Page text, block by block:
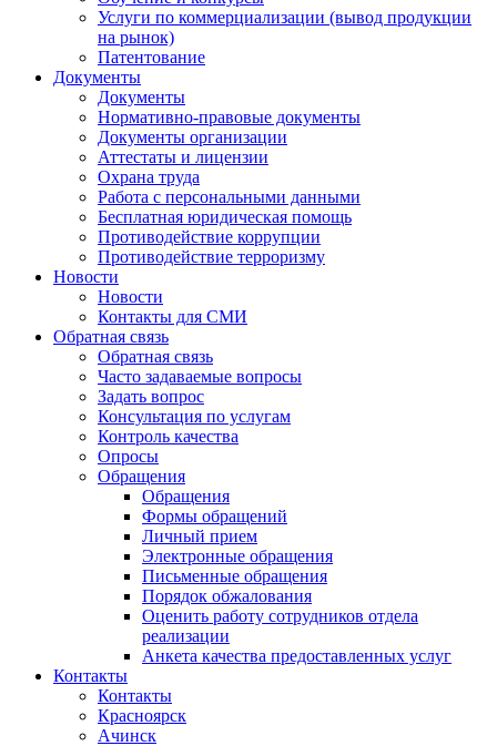
Услуги по коммерциализации (вывод продукции
на рынок)
Патентование
Документы
Документы
Нормативно-правовые документы
Документы организации
Аттестаты и лицензии
Охрана труда
Работа с персональными данными
Бесплатная юридическая помощь
Противодействие коррупции
Противодействие терроризму
Новости
Новости
Контакты для СМИ
Обратная связь
Обратная связь
Часто задаваемые вопросы
Задать вопрос
Консультация по услугам
Контроль качества
Опросы
Обращения
Обращения
Формы обращений
Личный прием
Электронные обращения
Письменные обращения
Порядок обжалования
Оценить работу сотрудников отдела
реализации
Анкета качества предоставленных услуг
Контакты
Контакты
Красноярск
Ачинск